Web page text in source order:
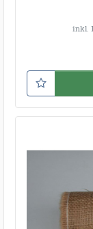
inkl.